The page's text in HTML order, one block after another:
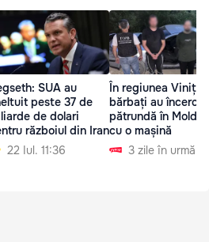
SUA au
peste 37 de
de dolari
războiul din Iran
22 Iul. 11:36
În regiunea Vinița,
bărbați au
pătrundă în
cu o mașină
3 zile în urmă